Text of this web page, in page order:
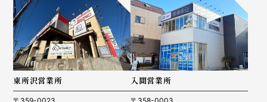
東所沢営業所 入間営業所